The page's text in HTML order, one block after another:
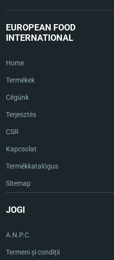
EUROPEAN FOOD
INTERNATIONAL
Home
Termékek
Cégünk
Terjesztés
CSR
Kapcsolat
Termékkatalógus
Sitemap
JOGI
A.N.P.C.
Termeni și condiții